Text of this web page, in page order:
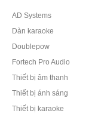
AD Systems
Dàn karaoke
Doublepow
Fortech Pro Audio
Thiết bị âm thanh
Thiết bị ánh sáng
Thiết bị karaoke